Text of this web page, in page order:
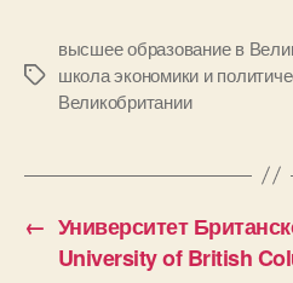
Метки
высшее образование в
школа экономики и
Великобритании
← Университет
University of British